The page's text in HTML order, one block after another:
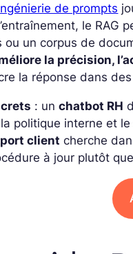
de prompts
le RAG
ou un corpus de
la précision,
la réponse dans
: unchatbot RH
politique interne et
client cherche
à jour plutôt